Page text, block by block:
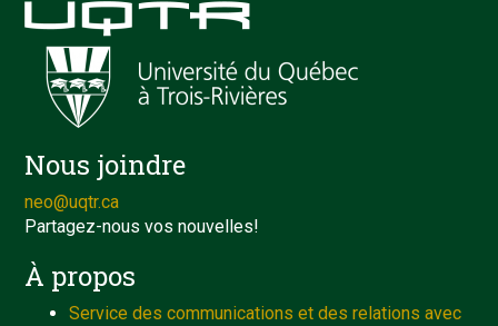
Nous joindre
neo@uqtr.ca
Partagez-nous vos nouvelles!
À propos
Service des communications et des relations avec